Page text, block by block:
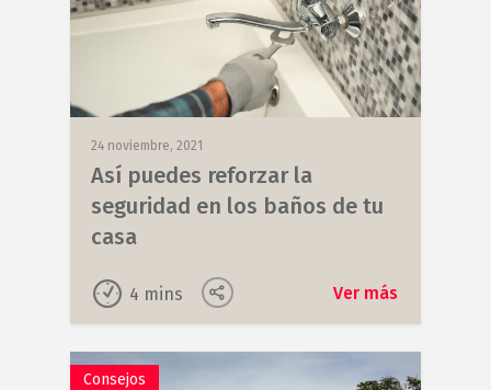
24 noviembre, 2021
Así puedes reforzar la
seguridad en los baños de tu
casa
4 mins Ver más
Consejos